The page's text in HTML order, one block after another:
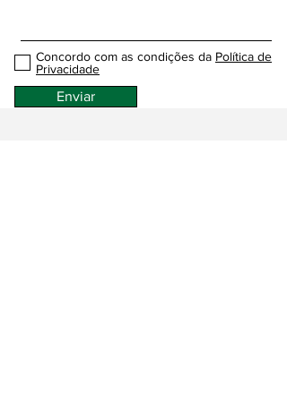
Concordo com as condições da Política de
Privacidade
Enviar